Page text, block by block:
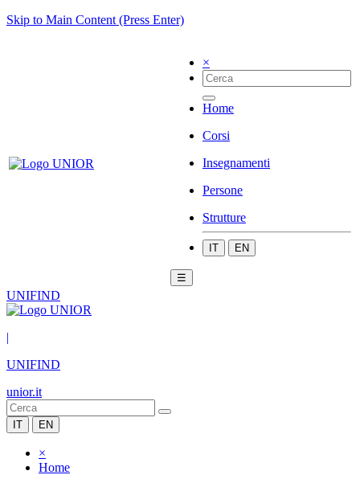
Skip to Main Content (Press Enter)
×
Home
Corsi
Insegnamenti
Persone
Strutture
IT EN
☰
UNIFIND
|
UNIFIND
unior.it
IT EN
×
Home